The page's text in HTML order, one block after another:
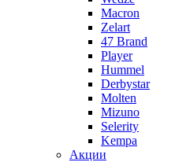
Macron
Zelart
47 Brand
Player
Hummel
Derbystar
Molten
Mizuno
Selerity
Kempa
Акции